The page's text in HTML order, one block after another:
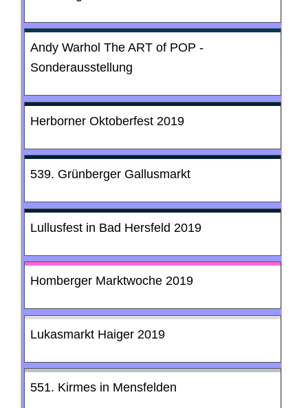
Andy Warhol The ART of POP -
Sonderausstellung
Herborner Oktoberfest 2019
539. Grünberger Gallusmarkt
Lullusfest in Bad Hersfeld 2019
Homberger Marktwoche 2019
Lukasmarkt Haiger 2019
551. Kirmes in Mensfelden